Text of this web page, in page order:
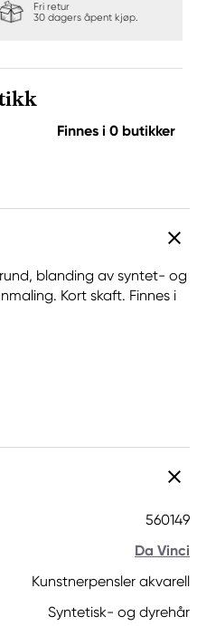
Fri retur
30 dagers åpent kjøp.
Finnes i 0 butikker
rund, blanding av syntet- og
Kort skaft. Finnes i
560149
Da Vinci
Kunstnerpensler akvarell
Syntetisk- og dyrehår